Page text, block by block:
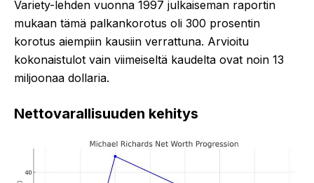
Variety-lehden vuonna 1997 julkaiseman raportin
mukaan tämä palkankorotus oli 300 prosentin
korotus aiempiin kausiin verrattuna. Arvioitu
kokonaistulot vain viimeiseltä kaudelta ovat noin 13
miljoonaa dollaria.
Nettovarallisuuden kehitys